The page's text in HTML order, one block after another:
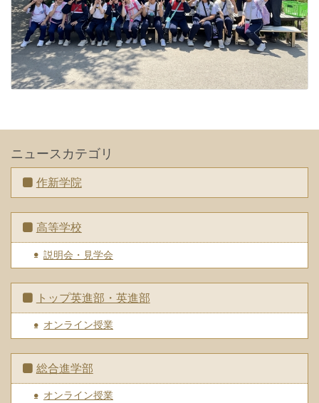
ニュースカテゴリ
作新学院
高等学校
説明会・見学会
トップ英進部・英進部
オンライン授業
総合進学部
オンライン授業